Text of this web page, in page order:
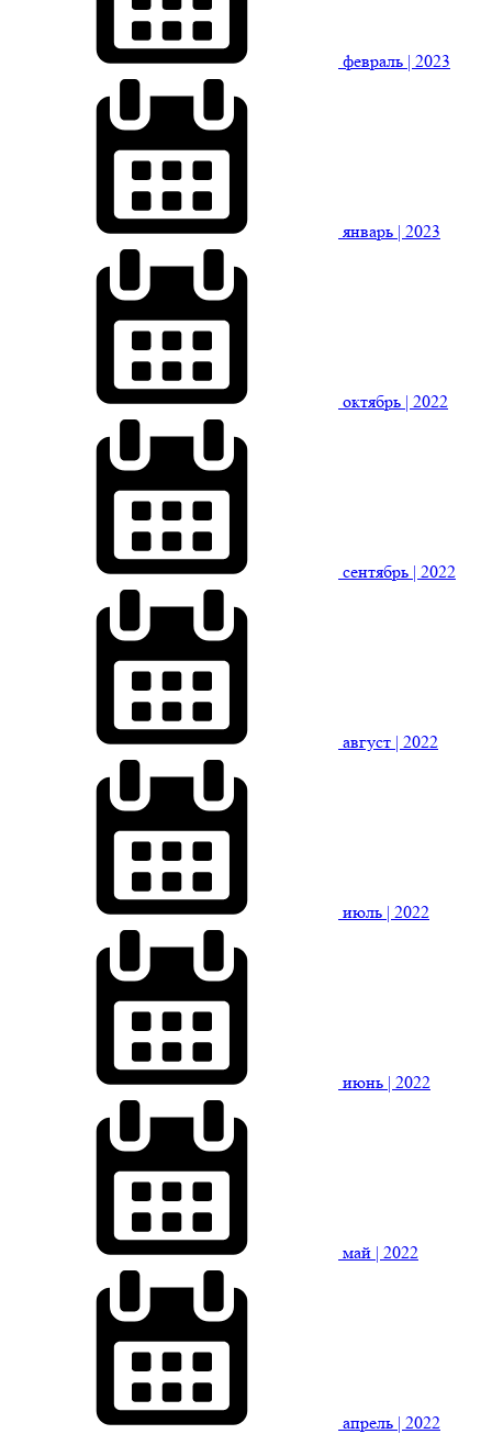
февраль | 2023
январь | 2023
октябрь | 2022
сентябрь | 2022
август | 2022
июль | 2022
июнь | 2022
май | 2022
апрель | 2022